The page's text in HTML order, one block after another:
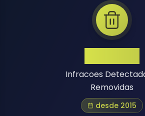
Infracoes
Removidas
desde 2015